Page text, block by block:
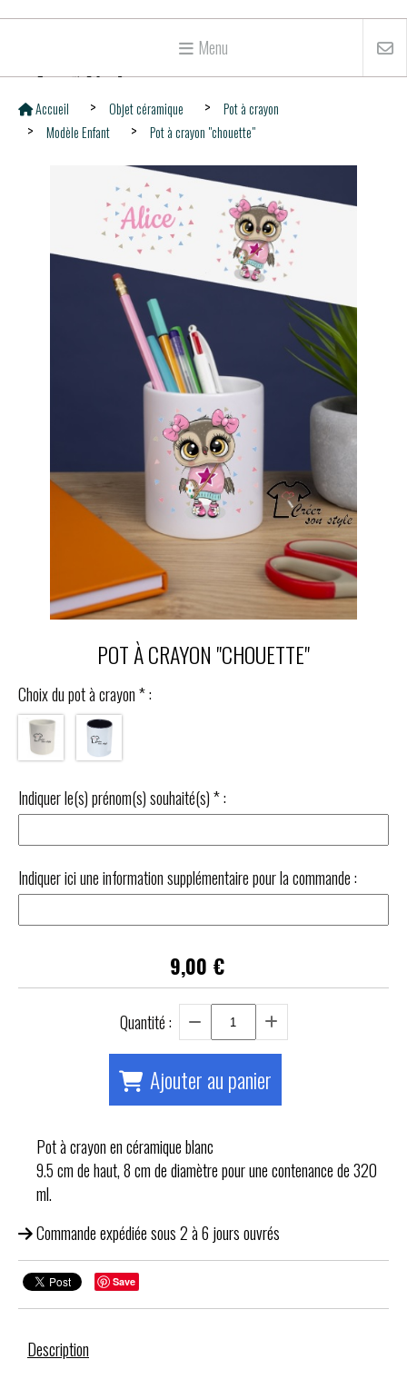
Menu
Accueil Objet céramique
Pot à crayon
Modèle Enfant
Pot à crayon "chouette"
POT À CRAYON "CHOUETTE"
Choix du pot à crayon*:
Indiquer le(s) prénom(s) souhaité(s)*:
Indiquer ici une information supplémentaire pour la commande :
9,00 €
Quantité :
Ajouter au panier
Pot à crayon en céramique blanc
9.5 cm de haut, 8 cm de diamètre pour une contenance de 320
ml.
Commande expédiée sous 2 à 6 jours ouvrés
Save
Description